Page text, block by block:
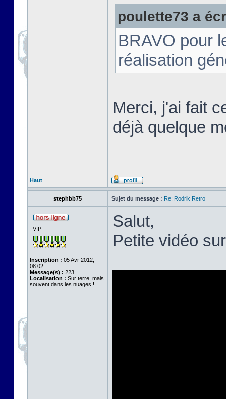
poulette73 a
BRAVO pour
réalisation
Merci, j'ai fait
déjà quelque
Haut
stephbb75 Sujet du message : Re: Rodrik Retro
VIP
Inscription : 05 Avr 2012,
08:02
Message(s) : 223
Localisation : Sur terre, mais
souvent dans les nuages !
Salut,
Petite vidéo